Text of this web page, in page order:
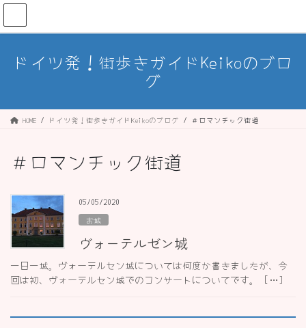
コ
テ
キ
ナ
ゲ
に
ドイツ発！街歩きガイドKeikoのブロ
グ
HOME ドイツ発！街歩きガイドKeikoのブログ ＃ロマンチック街道
＃ロマンチック街道
05/05/2020
お城
ヴォーテルゼン城
一日一城。ヴォーテルセン城については何度か書きましたが、今
回は初、ヴォーテルセン城でのコンサートについてです。 […]